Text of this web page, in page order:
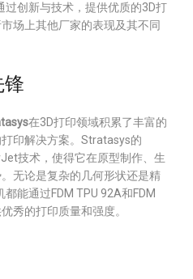
创新与技术，提供优质的3D打
场上其他厂家的表现及其不同
锋
在3D打印领域积累了丰富的
印解决方案。Stratasys的
技术，使得它在原型制作、生
无论是复杂的几何形状还是精
能通过FDM TPU 92A和FDM
秀的打印质量和强度。